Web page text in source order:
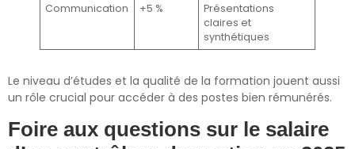
Communication
+5 %
Présentations
claires et
synthétiques
Le niveau d’études et la qualité de la formation jouent aussi
un rôle crucial pour accéder à des postes bien rémunérés.
Foire aux questions sur le salaire